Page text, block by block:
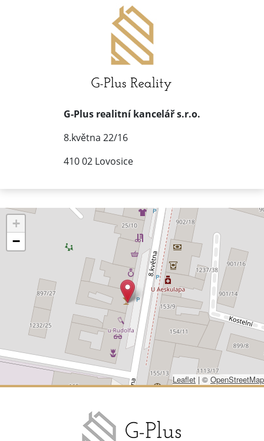
G-Plus realitní kancelář s.r.o.
8.května 22/16
410 02 Lovosice
+
−
Leaflet | © OpenStreetMap